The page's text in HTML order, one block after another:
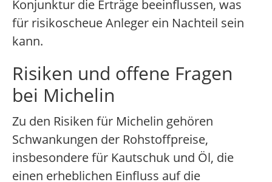
Konjunktur die Erträge beeinflussen, was
für risikoscheue Anleger ein Nachteil sein
kann.
Risiken und offene Fragen
bei Michelin
Zu den Risiken für Michelin gehören
Schwankungen der Rohstoffpreise,
insbesondere für Kautschuk und Öl, die
einen erheblichen Einfluss auf die